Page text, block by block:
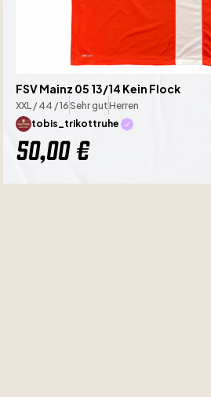
FSV Mainz 05 13/14 Kein Flock
XXL / 44 / 16Sehr gutHerren
tobis_trikottruhe
50,00 €